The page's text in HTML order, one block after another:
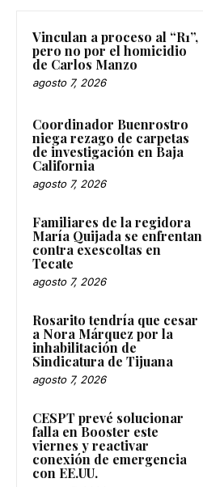
Vinculan a proceso al “R1”,
pero no por el homicidio
de Carlos Manzo
agosto 7, 2026
Coordinador Buenrostro
niega rezago de carpetas
de investigación en Baja
California
agosto 7, 2026
Familiares de la regidora
María Quijada se enfrentan
contra exescoltas en
Tecate
agosto 7, 2026
Rosarito tendría que cesar
a Nora Márquez por la
inhabilitación de
Sindicatura de Tijuana
agosto 7, 2026
CESPT prevé solucionar
falla en Booster este
viernes y reactivar
conexión de emergencia
con EE.UU.